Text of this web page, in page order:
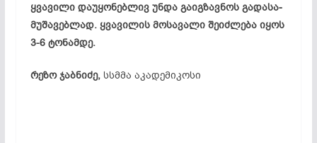
ყვა­ვი­ლი და­უყ­ონ­ებ­ლივ უნ­და გა­იგ­ზავ­ნოს გა­და­სა­
მუ­შა­ვებ­ლად. ყვა­ვი­ლის მო­სა­ვა­ლი შე­იძ­ლე­ბა იყ­ოს
3-6 ტო­ნამ­დე.
რეზო ჯაბნიძე,სსმმა აკადემიკოსი